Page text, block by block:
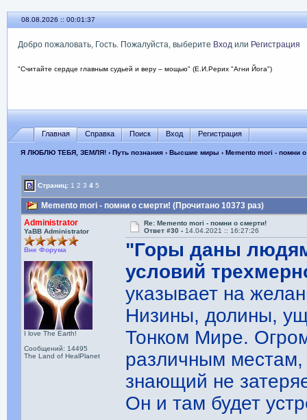
08.08.2026 :: 00:01:38
Добро пожаловать, Гость. Пожалуйста, выберите Входили Регистрация
"Считайте сердце главным судьей и веру – мощью" (Е.И.Рерих "Агни Йога")
Главная Справка Поиск Вход Регистрация
Я ЛЮБЛЮ ТЕБЯ, ЗЕМЛЯ!› Путь познания› Высшие миры › Memento mori - помни
Страниц: 1 2 3 4 5
Memento mori - помни о смерти! (Прочитано 10373 раз)
Administrator
YaBB Administrator
Вне Форума
I love The Earth!
Сообщений: 14495
The Land of HealPlanet
Re: Memento mori - помни о смерти!
Ответ #30 - 14.04.2021 :: 16:27:26
"Горы даны
условий
указывает на
Низины, долины,
Тонком Мире.
различным местам,
знающий не
Он и там будет